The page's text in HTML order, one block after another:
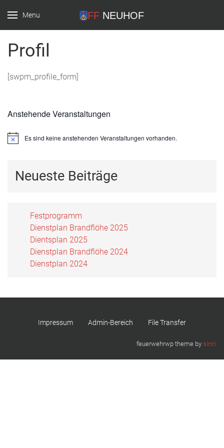
Menu
Profil
[swpm_profile_form]
Anstehende Veranstaltungen
HinweisEs sind keine anstehenden Veranstaltungen vorhanden.
Neueste Beiträge
Festprogramm
Dienstplan Brandflöhe 2025
Dientsplan 2025
Dienstplan Brandflöhe 2024
Dienstplan 2024
Impressum Admin-Bereich File Transfer
feuerwehrwp theme by sinci